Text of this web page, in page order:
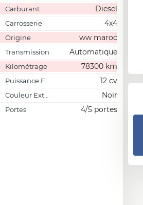
Carburant Diesel
Carrosserie 4x4
Origine ww maroc
Transmission Automatique
Kilométrage 78300 km
Puissance Fiscale 12 cv
Couleur Externe Noir
Portes 4/5 portes